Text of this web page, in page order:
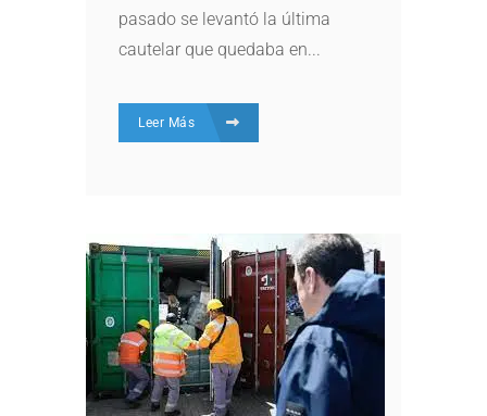
pasado se levantó la última
cautelar que quedaba en...
Leer Más